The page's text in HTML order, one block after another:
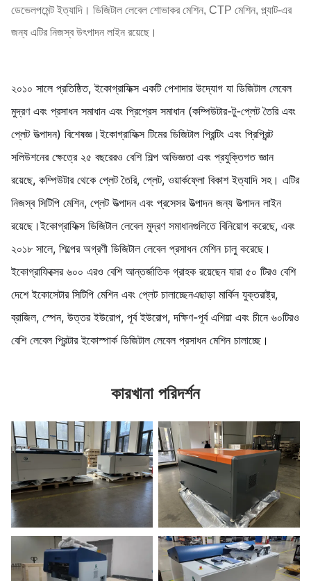
ডেভেলপমেন্ট ইত্যাদি। ডিজিটাল লেবেল শোভাকর মেশিন, CTP মেশিন, প্ল্যাট-এর
জন্য এটির নিজস্ব উৎপাদন লাইন রয়েছে।
২০১০ সালে প্রতিষ্ঠিত, ইকোগ্রাফিক্স একটি পেশাদার উদ্যোগ যা ডিজিটাল লেবেল
মুদ্রণ এবং প্রসাধন সমাধান এবং প্রিপ্রেস সমাধান (কম্পিউটার-টু-প্লেট তৈরি এবং
প্লেট উত্পাদন) বিশেষজ্ঞ।ইকোগ্রাফিক্স টিমের ডিজিটাল প্রিন্টিং এবং প্রিপ্রিন্ট
সলিউশনের ক্ষেত্রে ২৫ বছরেরও বেশি শিল্প অভিজ্ঞতা এবং প্রযুক্তিগত জ্ঞান
রয়েছে, কম্পিউটার থেকে প্লেট তৈরি, প্লেট, ওয়ার্কফ্লো বিকাশ ইত্যাদি সহ। এটির
নিজস্ব সিটিপি মেশিন, প্লেট উত্পাদন এবং প্রসেসর উত্পাদন জন্য উত্পাদন লাইন
রয়েছে।ইকোগ্রাফিক্স ডিজিটাল লেবেল মুদ্রণ সমাধানগুলিতে বিনিয়োগ করেছে, এবং
২০১৮ সালে, শিল্পের অগ্রণী ডিজিটাল লেবেল প্রসাধন মেশিন চালু করেছে।
ইকোগ্রাফিক্সের ৬০০ এরও বেশি আন্তর্জাতিক গ্রাহক রয়েছেন যারা ৫০ টিরও বেশি
দেশে ইকোসেটার সিটিপি মেশিন এবং প্লেট চালাচ্ছেনএছাড়া মার্কিন যুক্তরাষ্ট্র,
ব্রাজিল, স্পেন, উত্তর ইউরোপ, পূর্ব ইউরোপ, দক্ষিণ-পূর্ব এশিয়া এবং চীনে ৬০টিরও
বেশি লেবেল প্রিন্টার ইকোস্পার্ক ডিজিটাল লেবেল প্রসাধন মেশিন চালাচ্ছে।
কারখানা পরিদর্শন